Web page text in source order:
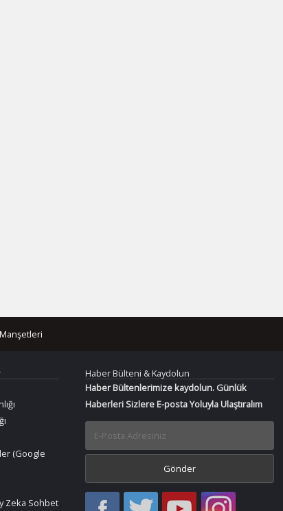
(Google
Zeka Sohbet
Haber Bülteni & Kaydolun
Haber Bültenlerimize kaydolun. Günlük
Haberleri Sizlere E-posta Yoluyla Ulaştıralım
Haber
Haber
Bir
Bir